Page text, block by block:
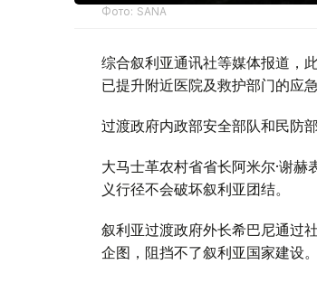
Фото: SANA
综合叙利亚通讯社等媒体报道，
已提升附近医院及救护部门的应急
过渡政府内政部安全部队和民防
大马士革农村省省长阿米尔·谢
义行径不会破坏叙利亚团结。
叙利亚过渡政府外长希巴尼通过
企图，阻挡不了叙利亚国家建设